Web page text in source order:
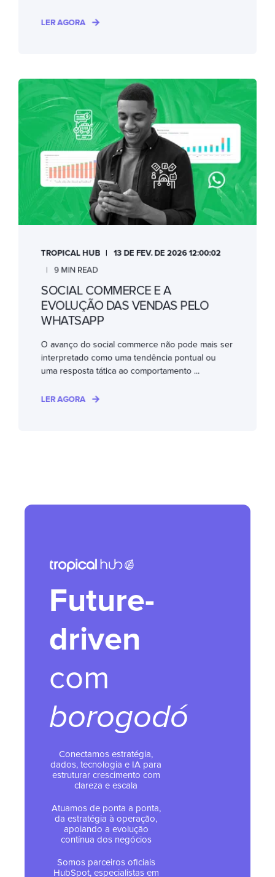
LER AGORA
TROPICAL HUB
13 DE FEV. DE 2026 12:00:02
9 MIN READ
SOCIAL COMMERCE E A
EVOLUÇÃO DAS VENDAS PELO
WHATSAPP
O avanço do social commerce não pode mais ser
interpretado como uma tendência pontual ou
uma resposta tática ao comportamento ...
LER AGORA
Future-
driven
com
borogodó
Conectamos estratégia,
dados, tecnologia e IA para
estruturar crescimento com
clareza e escala
Atuamos de ponta a ponta,
da estratégia à operação,
apoiando a evolução
contínua dos negócios
Somos parceiros oficiais
HubSpot, especialistas em